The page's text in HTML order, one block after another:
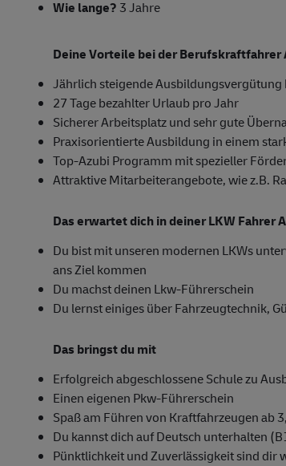
Wie lange? 3 Jahre
Deine Vorteile bei der
Jährlich steigende
27 Tage bezahlter Urlaub pro Jahr
Sicherer Arbeitsplatz und sehr gute
Praxisorientierte Ausbildung in einem
Top-Azubi Programm mit spezieller
Attraktive Mitarbeiterangebote, wie z.B.
Das erwartet dich in deiner LKW Fahrer
Du bist mit unseren modernen LKWs
ans Ziel kommen
Du machst deinen Lkw-Führerschein
Du lernst einiges über Fahrzeugtechnik,
Das bringst du mit
Erfolgreich abgeschlossene Schule zu
Einen eigenen Pkw-Führerschein
Spaß am Führen von Kraftfahrzeugen ab
Du kannst dich auf Deutsch unterhalten
Pünktlichkeit und Zuverlässigkeit sind dir